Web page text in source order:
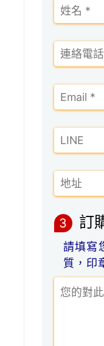
3 訂
請填寫
質，印